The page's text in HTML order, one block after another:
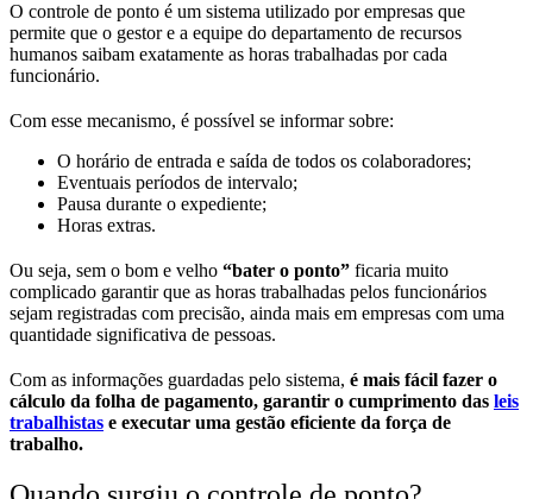
O controle de ponto é um sistema utilizado por empresas que
permite que o gestor e a equipe do departamento de recursos
humanos saibam exatamente as horas trabalhadas por cada
funcionário.
Com esse mecanismo, é possível se informar sobre:
O horário de entrada e saída de todos os colaboradores;
Eventuais períodos de intervalo;
Pausa durante o expediente;
Horas extras.
Ou seja, sem o bom e velho “bater o ponto” ficaria muito
complicado garantir que as horas trabalhadas pelos funcionários
sejam registradas com precisão, ainda mais em empresas com uma
quantidade significativa de pessoas.
Com as informações guardadas pelo sistema, é mais fácil fazer o
cálculo da folha de pagamento, garantir o cumprimento das leis
trabalhistas e executar uma gestão eficiente da força de
trabalho.